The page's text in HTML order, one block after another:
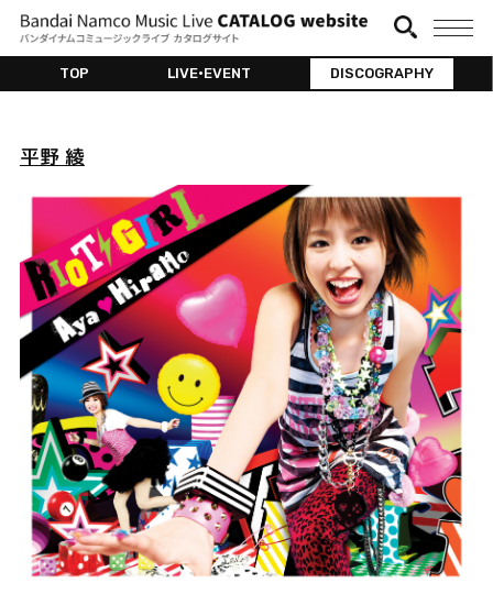
TOP LIVE•EVENT DISCOGRAPHY
平野 綾